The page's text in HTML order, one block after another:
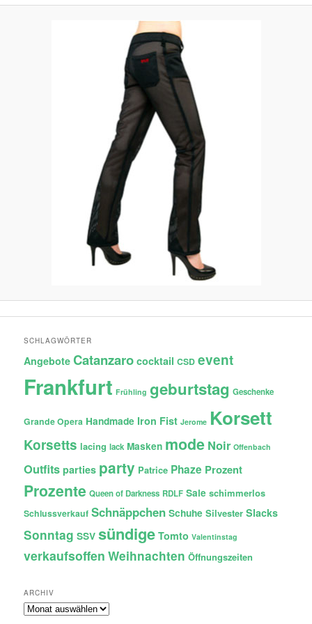
SCHLAGWÖRTER
Angebote Catanzaro cocktail CSD event
Frankfurt Frühling geburtstag Geschenke
Grande Opera Handmade Iron Fist Jerome Korsett
Korsetts lacing lack Masken mode Noir Offenbach
Outfits parties party Patrice Phaze Prozent
Prozente Queen of Darkness RDLF Sale schimmerlos
Schlussverkauf Schnäppchen Schuhe Silvester Slacks
Sonntag SSV sündige Tomto Valentinstag
verkaufsoffen Weihnachten Öffnungszeiten
ARCHIV
Archiv